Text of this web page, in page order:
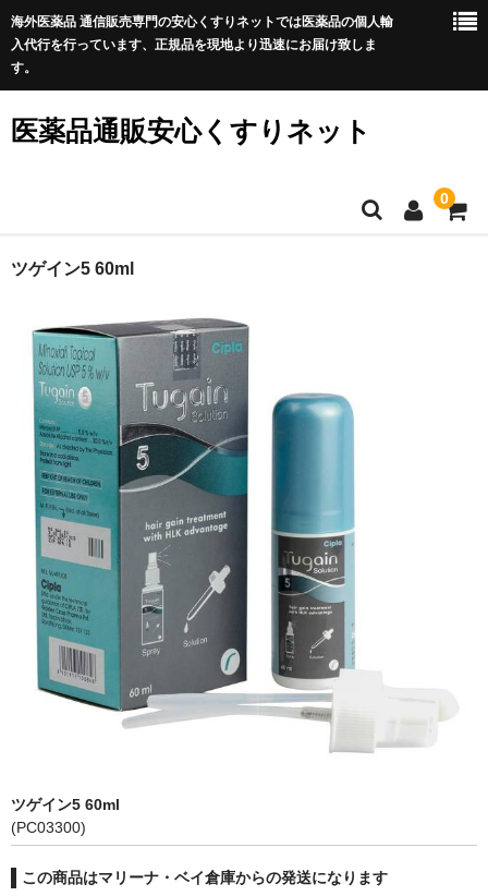
海外医薬品 通信販売専門の安心くすりネットでは医薬品の個人輸
入代行を行っています、正規品を現地より迅速にお届け致しま
す。
医薬品通販安心くすりネット
0
ホーム
サイトマップ
良くある質問
プライバシーポリシー
ツゲイン5 60ml
ツゲイン5 60ml
(PC03300)
この商品はマリーナ・ベイ倉庫からの発送になります